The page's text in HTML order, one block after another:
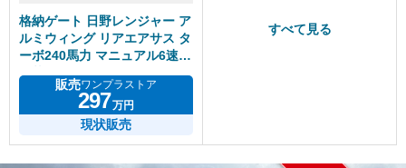
格納ゲート 日野レンジャー ア
ルミウィング リアエアサス タ
ーボ240馬力 マニュアル6速
積載2.3トン
販売ワンプラストア
297万円
現状販売
すべて見る